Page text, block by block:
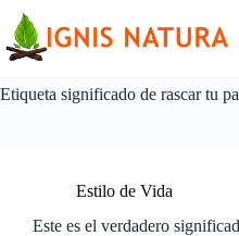
contenido
Etiqueta significado de rascar tu
Estilo de Vida
Este es el verdadero